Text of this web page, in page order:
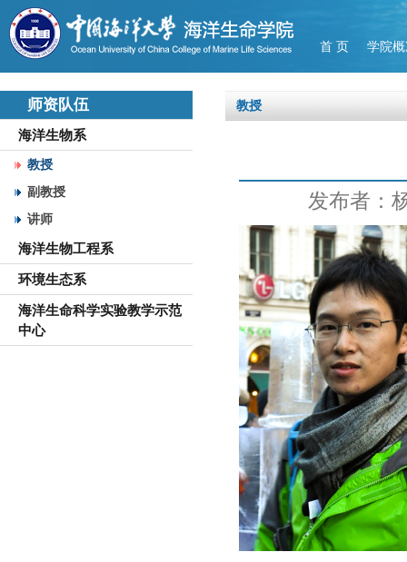
首 页 学院
师资队伍
海洋生物系
教授
副教授
讲师
海洋生物工程系
环境生态系
海洋生命科学实验教学示范
中心
教授
发布者：